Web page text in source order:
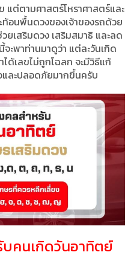
แต่ตามศาสตร์โหราศาสตร์และ
อนพื้นดวงของเจ้าของรถด้วย
ยเสริมดวง เสริมสมาธิ และลด
ะพาท่านมาดูว่า แต่ละวันเกิด
ได้เลขไม่ถูกโฉลก จะมีวิธีแก้
และปลอดภัยมากขึ้นครับ
บคนเกิดวันอาทิตย์